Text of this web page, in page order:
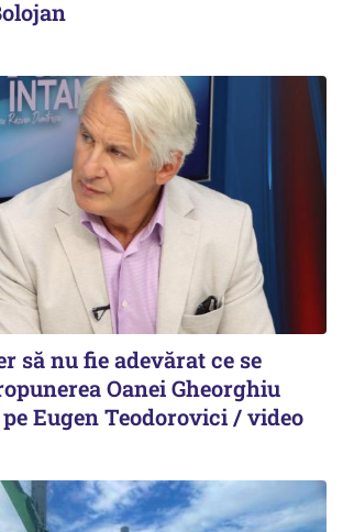
să nu fie adevărat ce se
Oanei Gheorghiu
Eugen Teodorovici / video